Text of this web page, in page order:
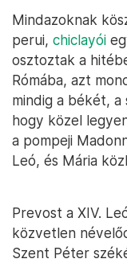
Mindazoknak
perui, chiclayói
osztoztak a
Rómába, azt
mindig a békét,
hogy közel
a pompeji
Leó, és Mária
Prevost a XIV.
közvetlen
Szent Péter